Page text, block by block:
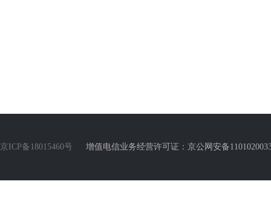
京ICP备18015460号 增值电信业务经营许可证：京公网安备